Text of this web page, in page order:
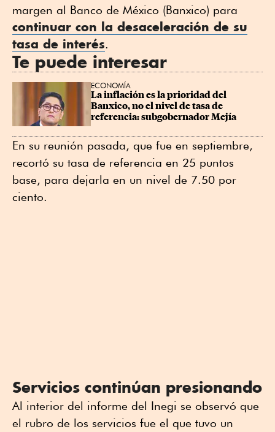
margen al Banco de México (Banxico) para
continuar con la desaceleración de su
tasa de interés.
Te puede interesar
ECONOMÍA
La inflación es la prioridad del
Banxico, no el nivel de tasa de
referencia: subgobernador Mejía
En su reunión pasada, que fue en septiembre,
recortó su tasa de referencia en 25 puntos
base, para dejarla en un nivel de 7.50 por
ciento.
Servicios continúan presionando
Al interior del informe del Inegi se observó que
el rubro de los servicios fue el que tuvo un